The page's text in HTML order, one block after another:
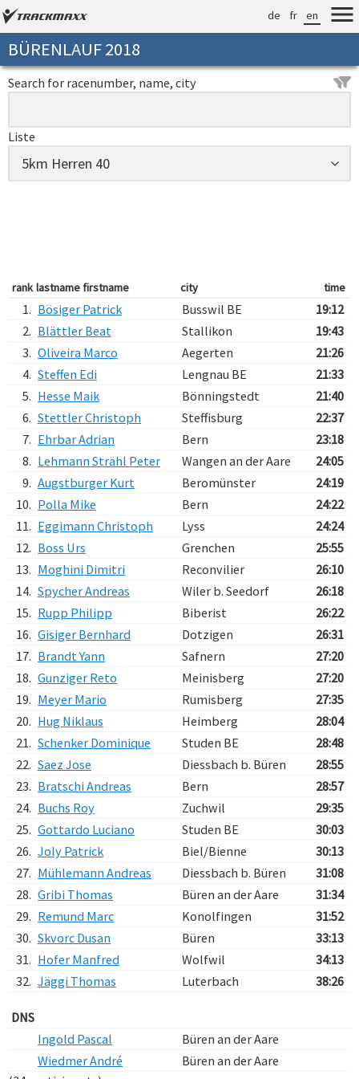
de fr en
BÜRENLAUF 2018
Search for racenumber, name, city
Liste
rank lastname firstname city time
1. Bösiger Patrick Busswil BE
19:12
2. Blättler Beat Stallikon
19:43
3. Oliveira Marco Aegerten
21:26
4. Steffen Edi Lengnau BE
21:33
5. Hesse Maik Bönningstedt
21:40
6. Stettler Christoph Steffisburg
22:37
7. Ehrbar Adrian Bern
23:18
8. Lehmann Strähl Peter Wangen an der Aare
24:05
9. Augstburger Kurt Beromünster
24:19
10. Polla Mike Bern
24:22
11. Eggimann Christoph Lyss
24:24
12. Boss Urs Grenchen
25:55
13. Moghini Dimitri Reconvilier
26:10
14. Spycher Andreas Wiler b. Seedorf
26:18
15. Rupp Philipp Biberist
26:22
16. Gisiger Bernhard Dotzigen
26:31
17. Brandt Yann Safnern
27:20
18. Gunziger Reto Meinisberg
27:20
19. Meyer Mario Rumisberg
27:35
20. Hug Niklaus Heimberg
28:04
21. Schenker Dominique Studen BE
28:48
22. Saez Jose Diessbach b. Büren
28:55
23. Bratschi Andreas Bern
28:57
24. Buchs Roy Zuchwil
29:35
25. Gottardo Luciano Studen BE
30:03
26. Joly Patrick Biel/Bienne
30:13
27. Mühlemann Andreas Diessbach b. Büren
31:08
28. Gribi Thomas Büren an der Aare
31:34
29. Remund Marc Konolfingen
31:52
30. Skvorc Dusan Büren
33:13
31. Hofer Manfred Wolfwil
34:13
32. Jäggi Thomas Luterbach 38:26
DNS
Ingold Pascal
Büren an der Aare
Wiedmer André
Büren an der Aare